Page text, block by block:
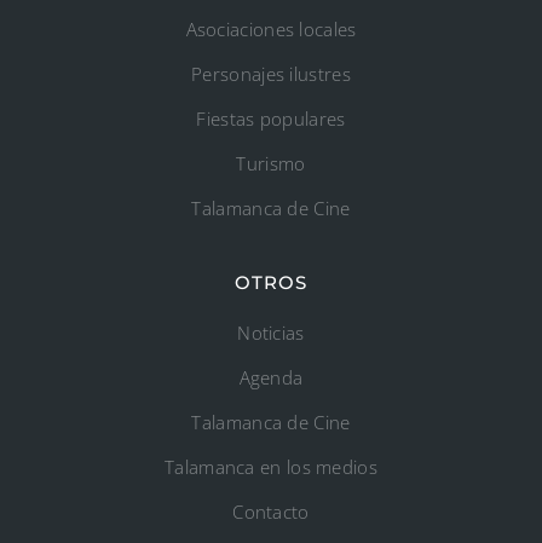
Asociaciones locales
Personajes ilustres
Fiestas populares
Turismo
Talamanca de Cine
OTROS
Noticias
Agenda
Talamanca de Cine
Talamanca en los medios
Contacto